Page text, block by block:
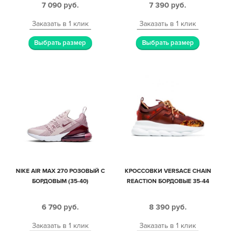
7 090 руб.
Заказать в 1 клик
Выбрать размер
7 390 руб.
Заказать в 1 клик
Выбрать размер
NIKE AIR MAX 270 РОЗОВЫЙ С
БОРДОВЫМ (35-40)
6 790 руб.
Заказать в 1 клик
КРОССОВКИ VERSACE CHAIN
REACTION БОРДОВЫЕ 35-44
8 390 руб.
Заказать в 1 клик